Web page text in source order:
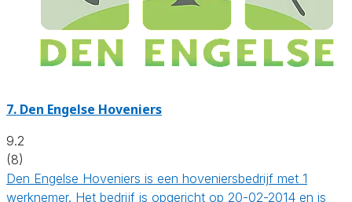
7. Den Engelse Hoveniers
9.2
(8)
Den Engelse Hoveniers is een hoveniersbedrijf met 1
werknemer. Het bedrijf is opgericht op 20-02-2014 en is